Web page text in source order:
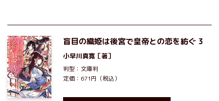
盲目の織姫は後宮で皇帝との恋を紡ぐ 3
小早川真寛 ［著］
判型：文庫判
定価：671円（税込）